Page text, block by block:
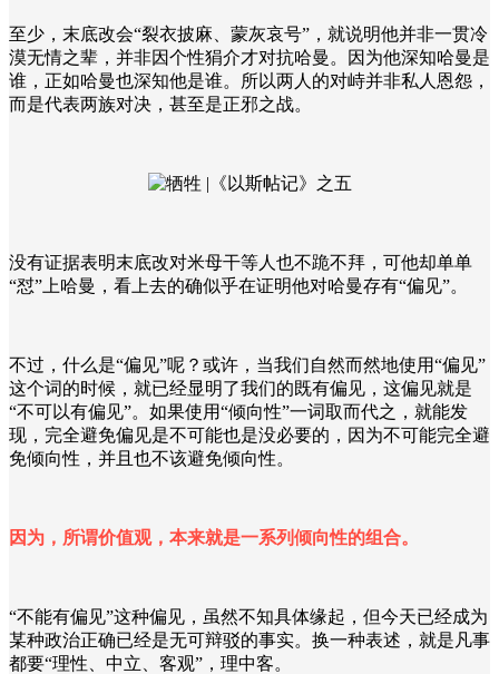
至少，末底改会“裂衣披麻、蒙灰哀号”，就说明他并非一贯冷
漠无情之辈，并非因个性狷介才对抗哈曼。因为他深知哈曼是
谁，正如哈曼也深知他是谁。所以两人的对峙并非私人恩怨，
而是代表两族对决，甚至是正邪之战。
没有证据表明末底改对米母干等人也不跪不拜，可他却单单
“怼”上哈曼，看上去的确似乎在证明他对哈曼存有“偏见”。
不过，什么是“偏见”呢？或许，当我们自然而然地使用“偏见”
这个词的时候，就已经显明了我们的既有偏见，这偏见就是
“不可以有偏见”。如果使用“倾向性”一词取而代之，就能发
现，完全避免偏见是不可能也是没必要的，因为不可能完全避
免倾向性，并且也不该避免倾向性。
因为，所谓价值观，本来就是一系列倾向性的组合。
“不能有偏见”这种偏见，虽然不知具体缘起，但今天已经成为
某种政治正确已经是无可辩驳的事实。换一种表述，就是凡事
都要“理性、中立、客观”，理中客。